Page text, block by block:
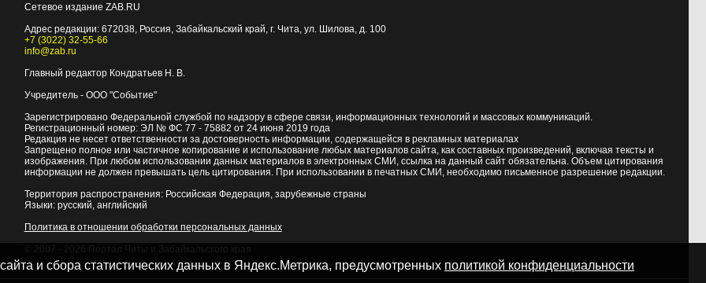
Сетевое издание ZAB.RU
Адрес редакции: 672038, Россия, Забайкальский край, г. Чита, ул. Шилова, д. 100
+7 (3022) 32-55-66
info@zab.ru
Главный редактор Кондратьев Н. В.
Учредитель - ООО "Событие"
Зарегистрировано Федеральной службой по надзору в сфере связи, информационных технологий и массовых коммуникаций.
Регистрационный номер: ЭЛ № ФС 77 - 75882 от 24 июня 2019 года
Редакция не несет ответственности за достоверность информации, содержащейся в рекламных материалах
Запрещено полное или частичное копирование и использование любых материалов сайта, как составных произведений, включая тексты и
изображения. При любом использовании данных материалов в электронных СМИ, ссылка на данный сайт обязательна. Объем цитирования
информации не должен превышать цель цитирования. При использовании в печатных СМИ, необходимо письменное разрешение редакции.
Территория распространения: Российская Федерация, зарубежные страны
Языки: русский, английский
Политика в отношении обработки персональных данных
и сбора статистических данных в Яндекс.Метрика, предусмотренных политикой конфиденциальности